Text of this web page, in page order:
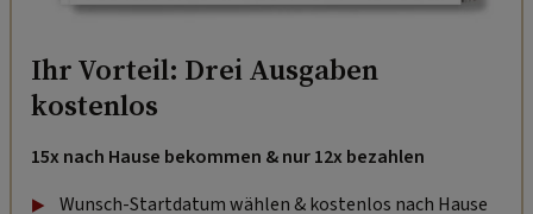
Ihr Vorteil: Drei Ausgaben
kostenlos
15x nach Hause bekommen & nur 12x bezahlen
Wunsch-Startdatum wählen & kostenlos nach Hause